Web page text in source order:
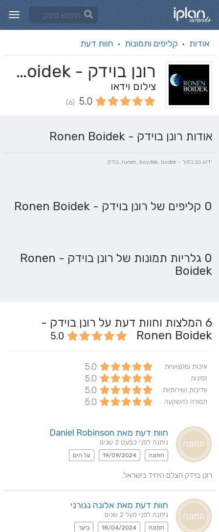
אודות · קליפים ותמונות · חוות דעת
רונן בוידק - Ronen Boidek
צילום וידאו
5.0
(6)
אודות רונן בוידק - Ronen Boidek
ידוע גם בתור - runen, boydek, bodek, בודק
0 קליפים של רונן בוידק - Ronen Boidek
0 גלריות תמונות של רונן בוידק - Ronen
Boidek
6 המלצות וחוות דעת על רונן בוידק -
Ronen Boidek
5.0
איכות ומקצועיות 5.0
זמינות 5.0
אדיבות ושירותיות 5.0
תמורה להשקעה 5.0
חוות דעת מאת Daniel Robinson
ניתנה לפני כמעט 2 שנים
חתונה 19/09/2024 על הים
רונן בוידק הצלם היחיד בישראל.
חוות דעת מאת אלונה נגורני
ניתנה לפני מעל 2 שנים
חתונה 18/04/2024 ביער